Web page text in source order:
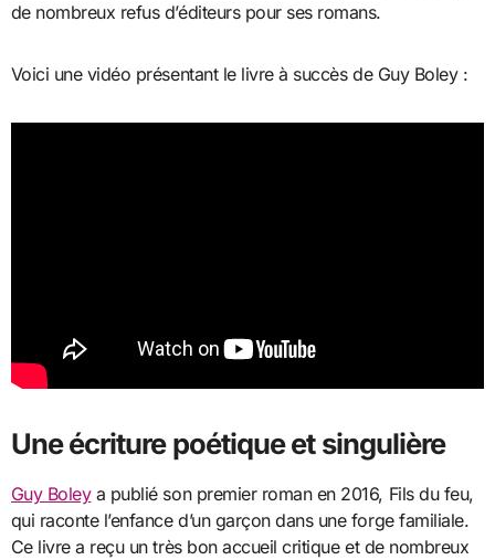
de nombreux refus d’éditeurs pour ses romans.
Voici une vidéo présentant le livre à succès de Guy Boley :
Une écriture poétique et singulière
Guy Boleya publié son premier roman en 2016, Fils du feu,
qui raconte l’enfance d’un garçon dans une forge familiale.
Ce livre a reçu un très bon accueil critique et de nombreux